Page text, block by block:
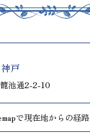
戸
池通2-2-10
で現在地からの経